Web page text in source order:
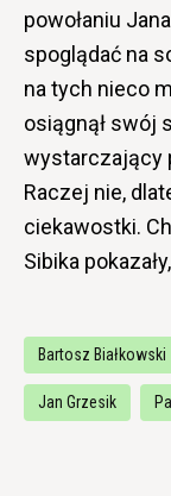
powołaniu
spoglądać na
na tych nieco
osiągnął swój
wystarczający
Raczej nie,
ciekawostki.
Sibika
Bartosz Białkowski
Jan Grzesik